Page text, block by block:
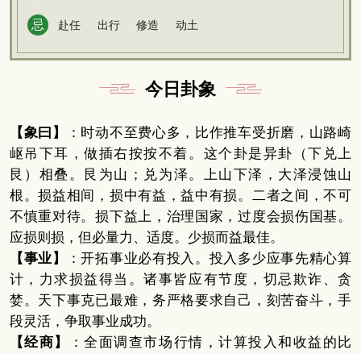
忌 赴任 出行 修造 动土
今日卦象
【象曰】
：时动不至费心多，比作推车受折磨，山路崎
岖吊下耳，做插右按按不着。这个卦是异卦（下兑上
艮）相叠。艮为山；兑为泽。上山下泽，大泽浸蚀山
根。损益相间，损中有益，益中有损。二者之间，不可
不慎重对待。损下益上，治理国家，过度会损伤国基。
应损则损，但必量力、适度。少损而益最佳。
【事业】
：开拓事业必有投入。投入多少应事先精心算
计，力求损益得当。诸事皆应有节度，切忌欺诈、贪
婪。天下事克已最难，务严格要求自己，刻苦奋斗，手
段灵活，争取事业成功。
【经商】
：全面调查市场行情，计算投入和收益的比